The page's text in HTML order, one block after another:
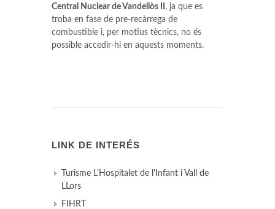
Central Nuclear de Vandellòs II , ja que es
troba en fase de pre-recàrrega de
combustible i, per motius tècnics, no és
possible accedir-hi en aquests moments.
LINK DE INTERÉS
Turisme L'Hospitalet de l'Infant i Vall de
LLors
FIHRT